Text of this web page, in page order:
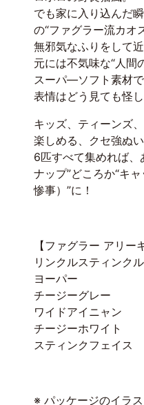
でも家に入り込んだ
の“ファグラー流カオ
無邪気なふりをして
元には不気味な“人間
スーパ―ソフト素材で
表情はどう見ても怪し
キッズ、ティーンズ
楽しめる、クセ強ぬ
6匹すべて集めれば、
ナップ”どころか“キ
惨事）”に！
【ファグラー アリー
リンクルスティンクル
ヨーパー
チージーグレー
ワイドアイニャン
チージーホワイト
スティンクフェイス
※ パッケージのイラ